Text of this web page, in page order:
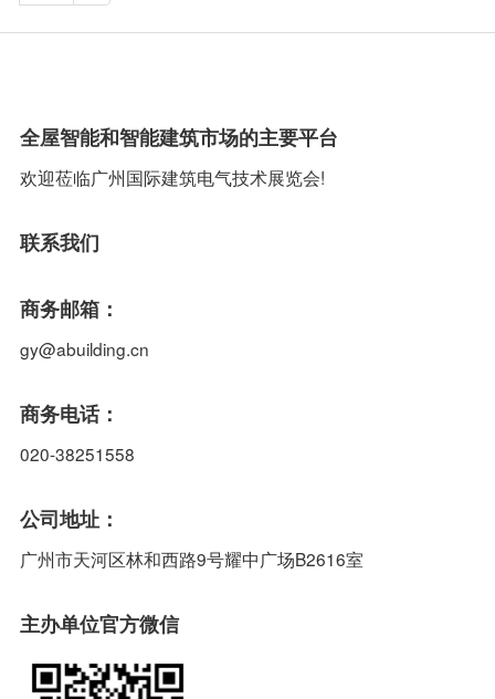
全屋智能和智能建筑市场的主要平台
欢迎莅临广州国际建筑电气技术展览会!
联系我们
商务邮箱：
gy@abuilding.cn
商务电话：
020-38251558
公司地址：
广州市天河区林和西路9号耀中广场B2616室
主办单位官方微信